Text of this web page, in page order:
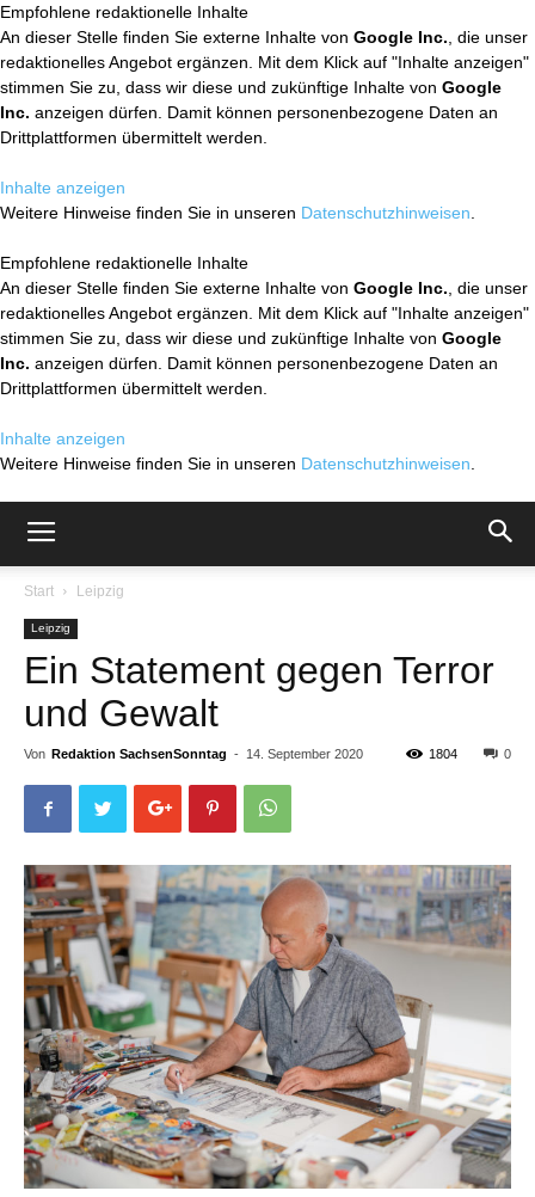
Empfohlene redaktionelle Inhalte
An dieser Stelle finden Sie externe Inhalte von Google Inc. , die unser
redaktionelles Angebot ergänzen. Mit dem Klick auf "Inhalte anzeigen"
stimmen Sie zu, dass wir diese und zukünftige Inhalte von Google
Inc. anzeigen dürfen. Damit können personenbezogene Daten an
Drittplattformen übermittelt werden.
Inhalte anzeigen
Weitere Hinweise finden Sie in unseren Datenschutzhinweisen
Empfohlene redaktionelle Inhalte
An dieser Stelle finden Sie externe Inhalte von Google Inc. , die unser
redaktionelles Angebot ergänzen. Mit dem Klick auf "Inhalte anzeigen"
stimmen Sie zu, dass wir diese und zukünftige Inhalte von Google
Inc. anzeigen dürfen. Damit können personenbezogene Daten an
Drittplattformen übermittelt werden.
Inhalte anzeigen
Weitere Hinweise finden Sie in unseren Datenschutzhinweisen
Start Leipzig
Leipzig
Ein Statement gegen Terror
und Gewalt
Von Redaktion SachsenSonntag - 14. September 2020 0
1804